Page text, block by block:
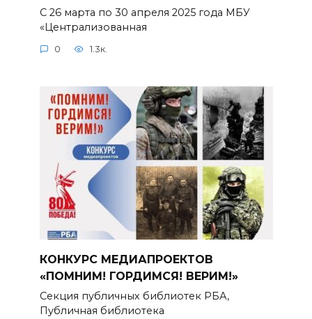
С 26 марта по 30 апреля 2025 года МБУ
«Централизованная
0 1.3к.
КОНКУРС МЕДИАПРОЕКТОВ
«ПОМНИМ! ГОРДИМСЯ! ВЕРИМ!»
Секция публичных библиотек РБА,
Публичная библиотека